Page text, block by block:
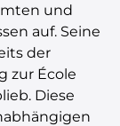
und
auf. Seine
der
zur École
Diese